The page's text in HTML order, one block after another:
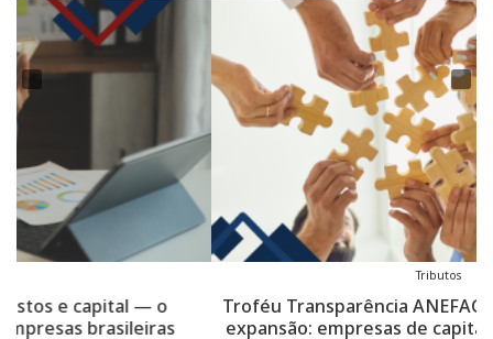
Troféu Transparência ANEFAC celebra 30 anos com
expansão: empresas de capital fechado entram no